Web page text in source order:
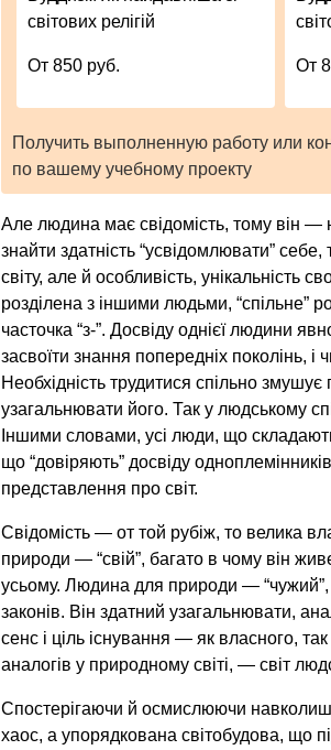
світових релігій
От 850 руб. От
Получить выполненную работу или
по вашему учебному проекту
Але людина має свідомість, тому він —
знайти здатність “усвідомлювати”
світу, але й особливість, унікальність
розділена з іншими людьми, “спільне”
часточка “з-”. Досвіду однієї людини
засвоїти знання попередніх поколінь,
Необхідність трудитися спільно
узагальнювати його. Так у людському
Іншими словами, усі люди, що
що “довіряють” досвіду
представлення про світ.
Свідомість — от той рубіж, то велика
природи — “свій”, багато в чому він
усьому. Людина для природи — “чужий”,
законів. Він здатний узагальнювати,
сенс і ціль існування — як власного,
аналогів у природному світі, — світ
Спостерігаючи й осмислюючи
хаос, а упорядкована світобудова, що